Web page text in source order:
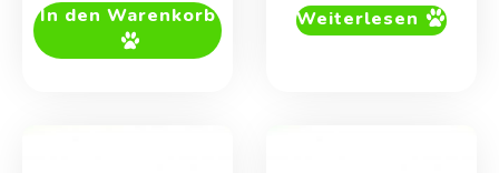
In den Warenkorb Weiterlesen